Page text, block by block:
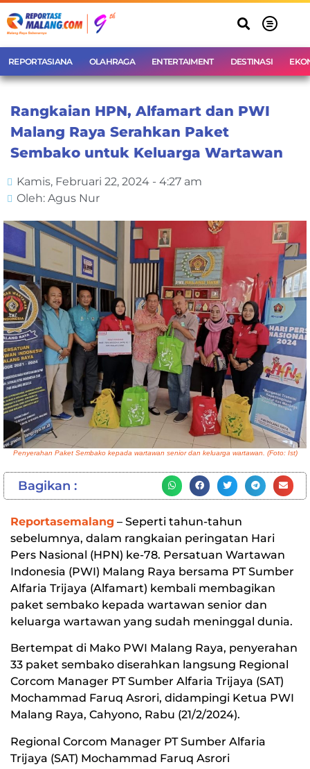
REPORTASIANA OLAHRAGA ENTERTAIMENT DESTINASI
Rangkaian HPN, Alfamart dan PWI
Malang Raya Serahkan Paket
Sembako untuk Keluarga Wartawan
Kamis, Februari 22, 2024 - 4:27 am
Oleh: Agus Nur
Penyerahan Paket Sembako kepada wartawan senior dan keluarga wartawan. (Foto: Ist)
Bagikan :
Reportasemalang – Seperti tahun-tahun
sebelumnya, dalam rangkaian peringatan Hari
Pers Nasional (HPN) ke-78. Persatuan Wartawan
Indonesia (PWI) Malang Raya bersama PT Sumber
Alfaria Trijaya (Alfamart) kembali membagikan
paket sembako kepada wartawan senior dan
keluarga wartawan yang sudah meninggal dunia.
Bertempat di Mako PWI Malang Raya, penyerahan
33 paket sembako diserahkan langsung Regional
Corcom Manager PT Sumber Alfaria Trijaya (SAT)
Mochammad Faruq Asrori, didampingi Ketua PWI
Malang Raya, Cahyono, Rabu (21/2/2024).
Regional Corcom Manager PT Sumber Alfaria
Trijaya (SAT) Mochammad Faruq Asrori